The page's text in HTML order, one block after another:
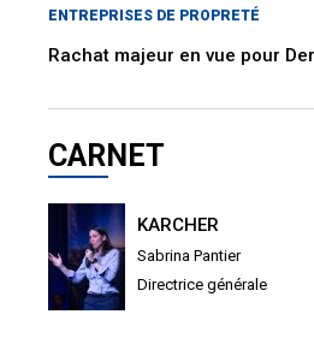
ENTREPRISES DE PROPRETÉ
Rachat majeur en vue pour
CARNET
KARCHER
Sabrina Pantier
Directrice générale